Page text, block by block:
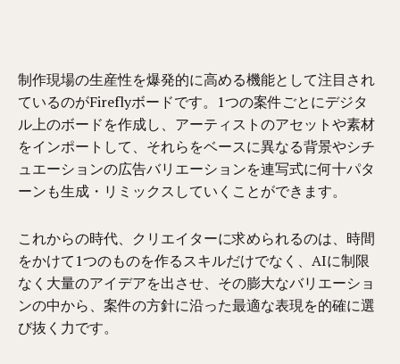
制作現場の生産性を爆発的に高める機能として注目され
ているのがFireflyボードです。1つの案件ごとにデジタ
ル上のボードを作成し、アーティストのアセットや素材
をインポートして、それらをベースに異なる背景やシチ
ュエーションの広告バリエーションを連写式に何十パタ
ーンも生成・リミックスしていくことができます。
これからの時代、クリエイターに求められるのは、時間
をかけて1つのものを作るスキルだけでなく、AIに制限
なく大量のアイデアを出させ、その膨大なバリエーショ
ンの中から、案件の方針に沿った最適な表現を的確に選
び抜く力です。